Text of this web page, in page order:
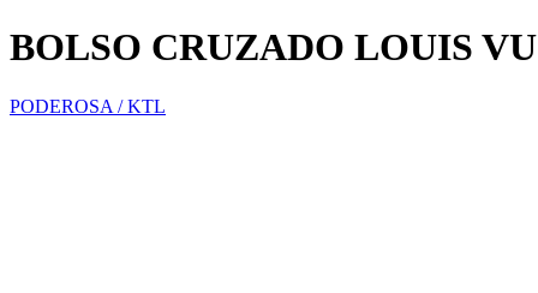
BOLSO CRUZADO LOUIS
PODEROSA / KTL